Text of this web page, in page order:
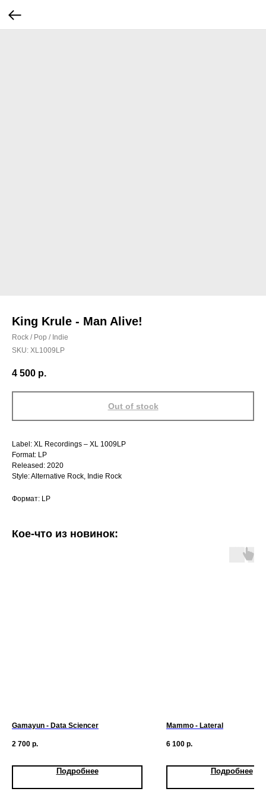
King Krule ‎- Man Alive!
Rock / Pop / Indie
SKU: XL1009LP
4 500 р.
Out of stock
Label: XL Recordings ‎– XL 1009LP
Format: LP
Released: 2020
Style: Alternative Rock, Indie Rock
Формат: LP
Кое-что из новинок:
Gamayun - Data Sciencer
2 700 р.
Подробнее
Mammo - Lateral
6 100 р.
Подробнее